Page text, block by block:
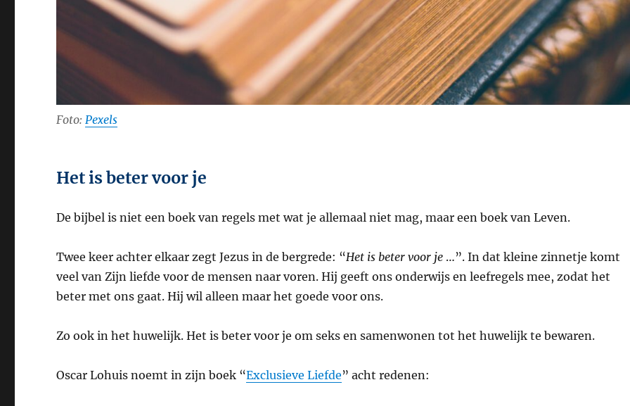
Foto:Pexels
Het is beter voor je
De bijbel is niet een boek van regels met wat je allemaal niet mag, maar een boek van Leven.
Twee keer achter elkaar zegt Jezus in de bergrede: “Het is beter voor je …”. In dat kleine zinnetje komt
veel van Zijn liefde voor de mensen naar voren. Hij geeft ons onderwijs en leefregels mee, zodat het
beter met ons gaat. Hij wil alleen maar het goede voor ons.
Zo ook in het huwelijk. Het is beter voor je om seks en samenwonen tot het huwelijk te bewaren.
Oscar Lohuis noemt in zijn boek “Exclusieve Liefde” acht redenen: